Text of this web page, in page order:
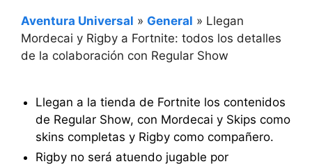
Aventura Universal » General » Llegan
Mordecai y Rigby a Fortnite: todos los detalles
de la colaboración con Regular Show
Llegan a la tienda de Fortnite los contenidos
de Regular Show, con Mordecai y Skips como
skins completas y Rigby como compañero.
Rigby no será atuendo jugable por